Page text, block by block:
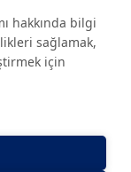
amaçlıdır.
ya da bir sağlık
hakkında bilgi
sağlamak,
için